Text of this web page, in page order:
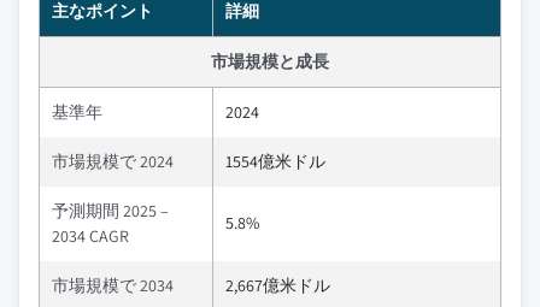
主なポイント 詳細
市場規模と成長
基準年 2024
市場規模で 2024 1554億米ドル
予測期間 2025 –
2034 CAGR
5.8%
市場規模で 2034 2,667億米ドル